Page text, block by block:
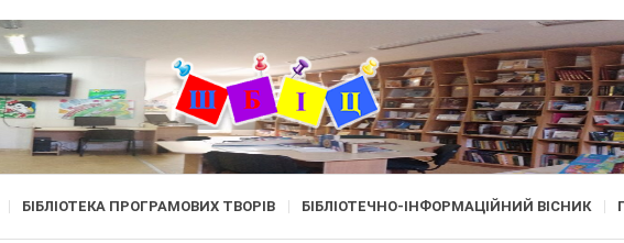
БІБЛІОТЕКА ПРОГРАМОВИХ ТВОРІВ БІБЛІОТЕЧНО-ІНФОРМАЦІЙНИЙ ВІСНИК